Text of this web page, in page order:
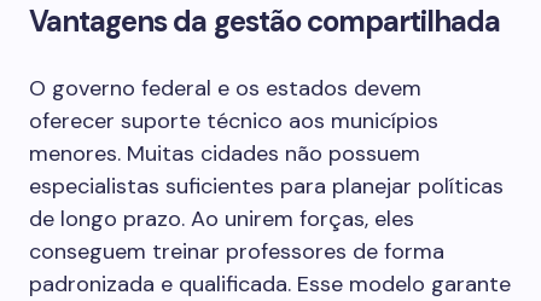
Vantagens da gestão compartilhada
O governo federal e os estados devem
oferecer suporte técnico aos municípios
menores. Muitas cidades não possuem
especialistas suficientes para planejar políticas
de longo prazo. Ao unirem forças, eles
conseguem treinar professores de forma
padronizada e qualificada. Esse modelo garante